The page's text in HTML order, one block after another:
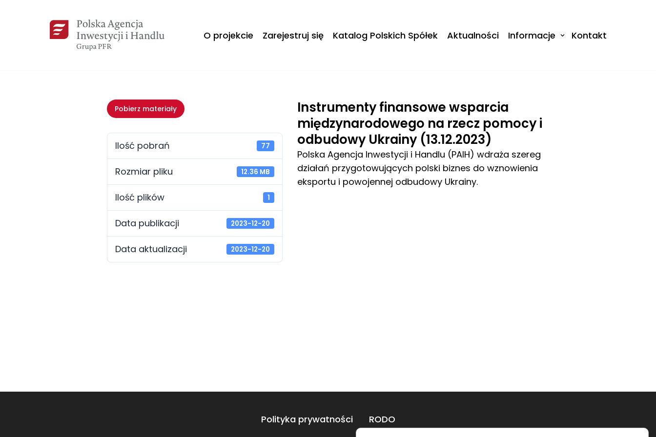
O projekcie Zarejestruj się Katalog Polskich Spółek Aktualności Informacje Kontakt
Pobierz materiały
Ilość pobrań 77
Rozmiar pliku 12.36 MB
Ilość plików 1
Data publikacji 2023-12-20
Data aktualizacji 2023-12-20
Instrumenty finansowe wsparcia
międzynarodowego na rzecz pomocy i
odbudowy Ukrainy (13.12.2023)
Polska Agencja Inwestycji i Handlu (PAIH) wdraża szereg
działań przygotowujących polski biznes do wznowienia
eksportu i powojennej odbudowy Ukrainy.
Polityka prywatności RODO